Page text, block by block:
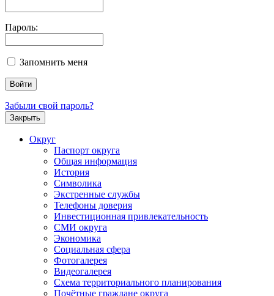
Пароль:
Запомнить меня
Забыли свой пароль?
Закрыть
Округ
Паспорт округа
Общая информация
История
Символика
Экстренные службы
Телефоны доверия
Инвестиционная привлекательность
СМИ округа
Экономика
Социальная сфера
Фотогалерея
Видеогалерея
Схема территориального планирования
Почётные граждане округа